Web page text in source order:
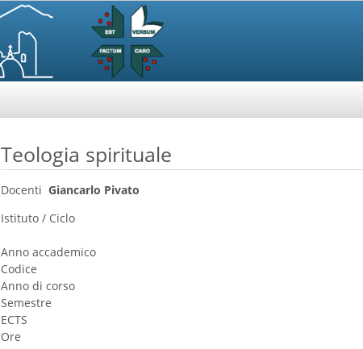
Teologia spirituale
Docenti Giancarlo Pivato
Istituto / Ciclo
Anno accademico
Codice
Anno di corso
Semestre
ECTS
Ore